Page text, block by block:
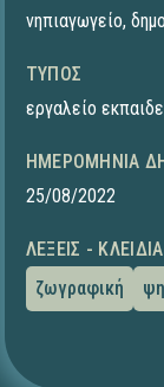
νηπιαγωγείο,
ΤΎΠΟΣ
εργαλείο
ΗΜΕΡΟΜΗΝΊΑ
25/08/2022
ΛΈΞΕΙΣ - ΚΛΕΙΔΙΆ
ζωγραφική